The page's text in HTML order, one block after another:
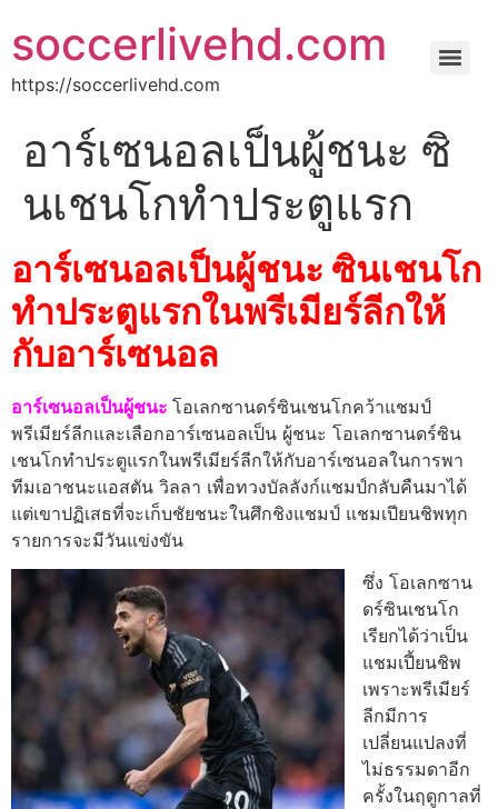
soccerlivehd.com
https://soccerlivehd.com
อาร์เซนอลเป็นผู้ชนะ ซิ
นเชนโกทำประตูแรก
อาร์เซนอลเป็นผู้ชนะ ซินเชนโก
ทำประตูแรกในพรีเมียร์ลีกให้
กับอาร์เซนอล
อาร์เซนอลเป็นผู้ชนะ โอเลกซานดร์ซินเชนโกคว้าแชมป์
พรีเมียร์ลีกและเลือกอาร์เซนอลเป็น ผู้ชนะ โอเลกซานดร์ซิน
เชนโกทำประตูแรกในพรีเมียร์ลีกให้กับอาร์เซนอลในการพา
ทีมเอาชนะแอสตัน วิลลา เพื่อทวงบัลลังก์แชมป์กลับคืนมาได้
แต่เขาปฏิเสธที่จะเก็บชัยชนะในศึกชิงแชมป์ แชมเปียนชิพทุก
รายการจะมีวันแข่งขัน
ซึ่ง โอเลกซาน
ดร์ซินเชนโก
เรียกได้ว่าเป็น
แชมเปี้ยนชิพ
เพราะพรีเมียร์
ลีกมีการ
เปลี่ยนแปลงที่
ไม่ธรรมดาอีก
ครั้งในฤดูกาลที่